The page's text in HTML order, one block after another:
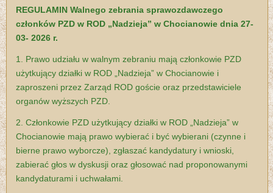
REGULAMINWalnego zebrania sprawozdawczego
członków PZD w ROD „Nadzieja” w Chocianowie dnia 27-
03- 2026 r.
1. Prawo udziału w walnym zebraniu mają członkowie PZD
użytkujący działki w ROD „Nadzieja” w Chocianowie i
zaproszeni przez Zarząd ROD goście oraz przedstawiciele
organów wyższych PZD.
2. Członkowie PZD użytkujący działki w ROD „Nadzieja” w
Chocianowie mają prawo wybierać i być wybierani (czynne i
bierne prawo wyborcze), zgłaszać kandydatury i wnioski,
zabierać głos w dyskusji oraz głosować nad proponowanymi
kandydaturami i uchwałami.